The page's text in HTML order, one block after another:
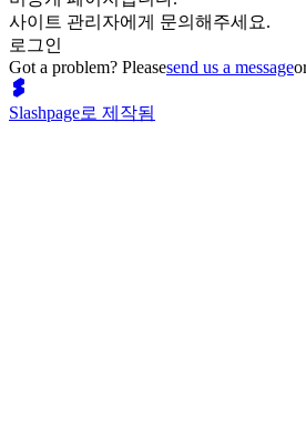
사이트 관리자에게 문의해주세요.
로그인
Got a problem? Pleasesend us a message
Slashpage로 제작됨